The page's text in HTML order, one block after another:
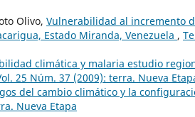
Olivo, Vulnerabilidad al incremento
Estado Miranda, Venezuela ,
climática y malaria estudio
25 Núm. 37 (2009): terra. Nueva
del cambio climático y la
Nueva Etapa